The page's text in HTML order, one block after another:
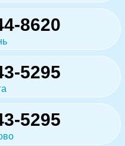
8620
5295
5295